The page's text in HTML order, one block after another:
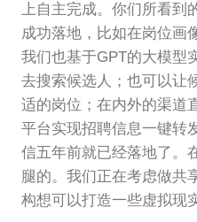
上自主完成。你们所看到
成功落地，比如在岗位画
我们也基于GPT的大模型
去搜索候选人；也可以让
适的岗位；在内外的渠道
平台实现招聘信息一键转
信五年前就已经落地了。
腿的。我们正在考虑做共
构想可以打造一些虚拟现